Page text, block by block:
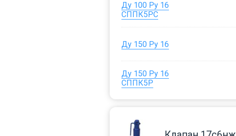
Ду 100 Ру 16
СППК5РС
Ду 150 Ру 16
Ду 150 Ру 16
СППК5Р